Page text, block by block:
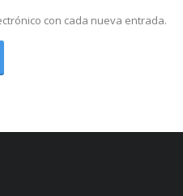
con cada nueva entrada.